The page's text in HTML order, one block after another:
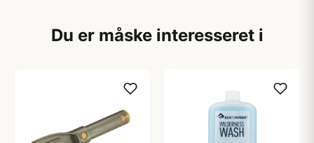
Du er måske interesseret i